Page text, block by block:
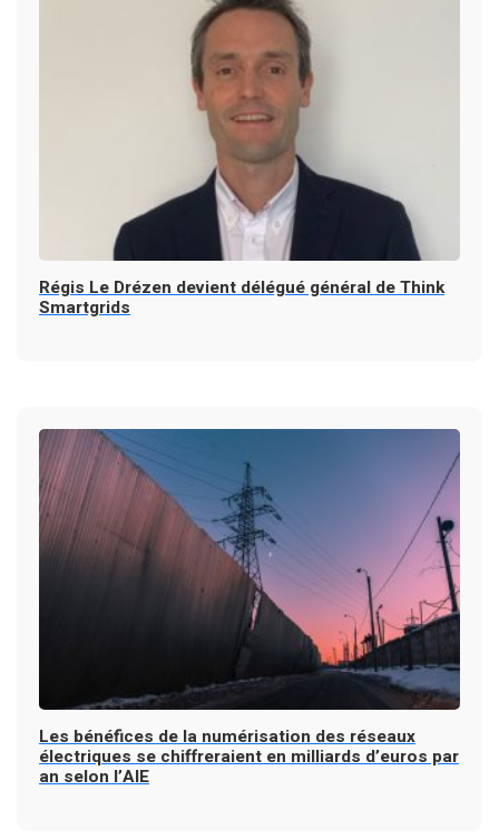
Régis Le Drézen devient délégué général de Think
Smartgrids
Les bénéfices de la numérisation des réseaux
électriques se chiffreraient en milliards d’euros par
an selon l’AIE